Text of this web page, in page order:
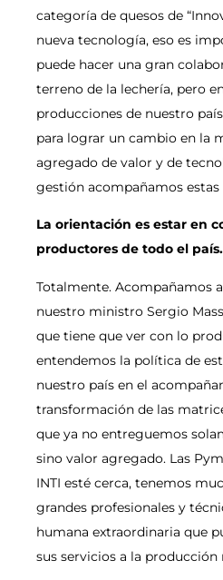
categoría de quesos de
nueva tecnología, eso es
puede hacer una gran
terreno de la lechería, pero
producciones de nuestro
para lograr un cambio en la
agregado de valor y de
gestión acompañamos
La orientación es estar en
productores de todo el
Totalmente. Acompañamos
nuestro ministro Sergio
que tiene que ver con lo
entendemos la política de
nuestro país en el
transformación de las
que ya no entreguemos
sino valor agregado. Las
INTI esté cerca, tenemos
grandes profesionales y
humana extraordinaria que
sus servicios a la producción